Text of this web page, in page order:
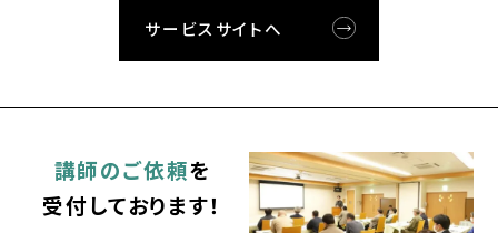
サービスサイトへ
講師のご依頼を
受付しております！